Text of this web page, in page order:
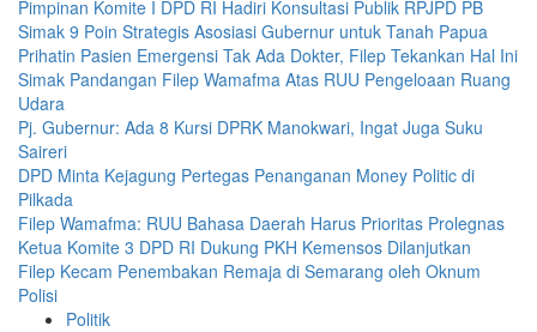
Pimpinan Komite I DPD RI Hadiri Konsultasi Publik RPJPD PB
Simak 9 Poin Strategis Asosiasi Gubernur untuk Tanah Papua
Prihatin Pasien Emergensi Tak Ada Dokter, Filep Tekankan Hal Ini
Simak Pandangan Filep Wamafma Atas RUU Pengeloaan Ruang
Udara
Pj. Gubernur: Ada 8 Kursi DPRK Manokwari, Ingat Juga Suku
Saireri
DPD Minta Kejagung Pertegas Penanganan Money Politic di
Pilkada
Filep Wamafma: RUU Bahasa Daerah Harus Prioritas Prolegnas
Ketua Komite 3 DPD RI Dukung PKH Kemensos Dilanjutkan
Filep Kecam Penembakan Remaja di Semarang oleh Oknum
Polisi
Politik